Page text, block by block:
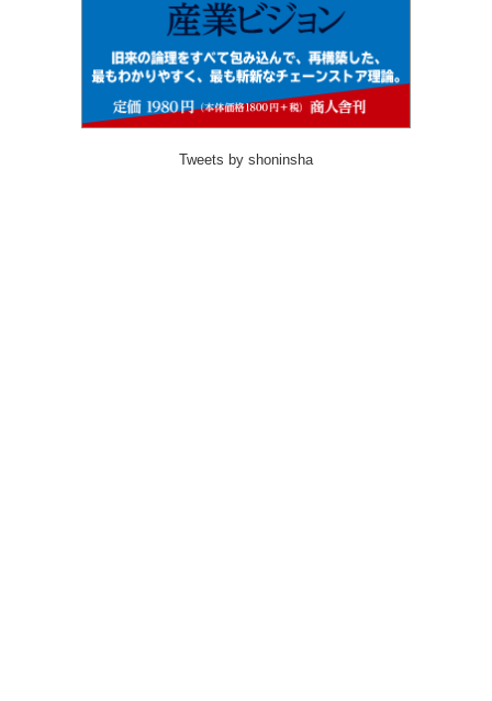
Tweets by shoninsha